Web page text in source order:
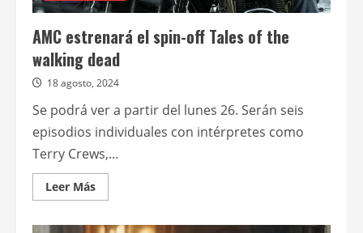
AMC estrenará el spin-off Tales of the
walking dead
18 agosto, 2024
Se podrá ver a partir del lunes 26. Serán seis
episodios individuales con intérpretes como
Terry Crews,...
Leer MásLeer
más